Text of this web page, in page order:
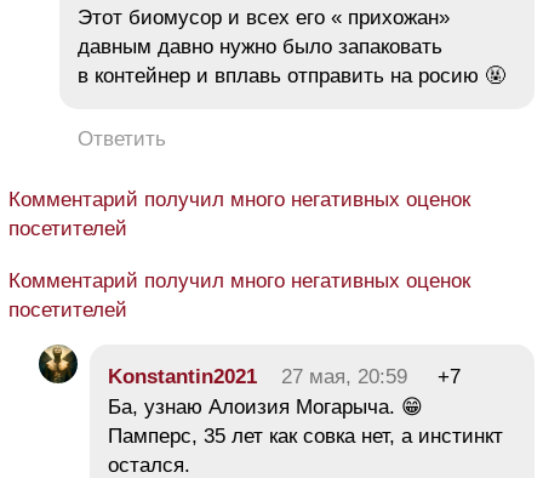
Этот биомусор и всех его « прихожан»
давным давно нужно было запаковать
в контейнер и вплавь отправить на росию 🤬
Ответить
Комментарий получил много негативных оценок
посетителей
Комментарий получил много негативных оценок
посетителей
Konstantin2021 27 мая, 20:59
+7
​Ба, узнаю Алоизия Могарыча. 😁
Памперс, 35 лет как совка нет, а инстинкт
остался.